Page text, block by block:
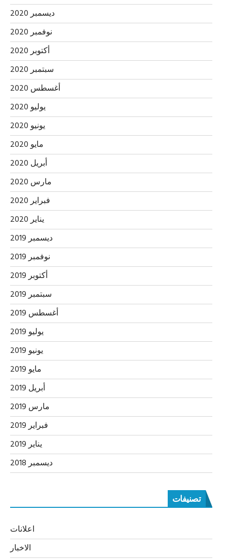
ديسمبر 2020
نوفمبر 2020
أكتوبر 2020
سبتمبر 2020
أغسطس 2020
يوليو 2020
يونيو 2020
مايو 2020
أبريل 2020
مارس 2020
فبراير 2020
يناير 2020
ديسمبر 2019
نوفمبر 2019
أكتوبر 2019
سبتمبر 2019
أغسطس 2019
يوليو 2019
يونيو 2019
مايو 2019
أبريل 2019
مارس 2019
فبراير 2019
يناير 2019
ديسمبر 2018
تصنيفات
اعلانات
الاخبار